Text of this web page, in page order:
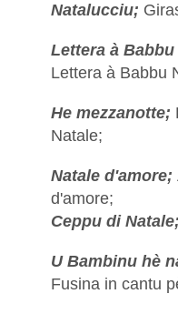
Natalucciu;
Lettera à Babbu
Lettera à Babbu
He mezzanotte;
Natale;
Natale d'amore;
d'amore;
Ceppu di Natale;
U Bambinu hè
Fusina in cantu